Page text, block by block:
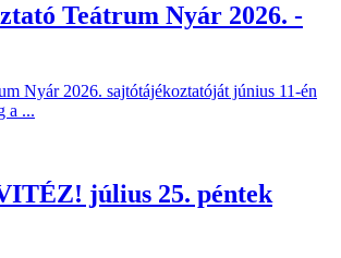
Teátrum Nyár 2026. -
Nyár 2026. sajtótájékoztatóját június 11-én
a ...
július 25. péntek